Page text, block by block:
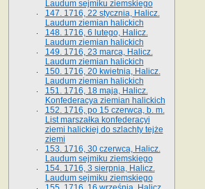
Laudum sejmiku ziemskiego
147. 1716, 22 stycznia, Halicz.
Laudum ziemian halickich
148. 1716, 6 lutego, Halicz.
Laudum ziemian halickich
149. 1716, 23 marca, Halicz.
Laudum ziemian halickich
150. 1716, 20 kwietnia, Halicz.
Laudum ziemian halickich
151. 1716, 18 maja, Halicz.
Konfederacya ziemian halickich
152. 1716, po 15 czerwca, b. m.
List marszałka konfederacyi
ziemi halickiej do szlachty tejże
ziemi
153. 1716, 30 czerwca, Halicz.
Laudum sejmiku ziemskiego
154. 1716, 3 sierpnia, Halicz.
Laudum sejmiku ziemskiego